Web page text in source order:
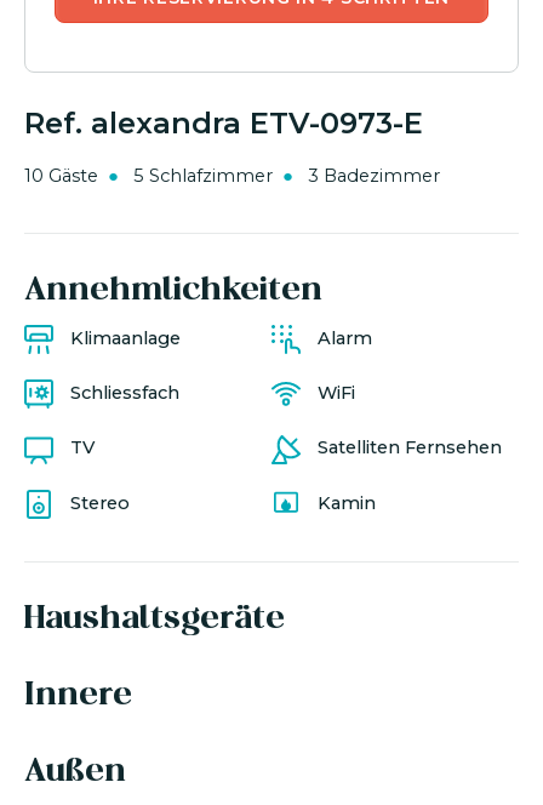
Ref. alexandra ETV-0973-E
10 Gäste 5 Schlafzimmer 3 Badezimmer
Annehmlichkeiten
Klimaanlage Alarm
Schliessfach WiFi
TV Satelliten Fernsehen
Stereo Kamin
Haushaltsgeräte
Innere
Außen